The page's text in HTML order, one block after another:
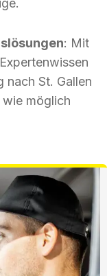
: Mit
nach St. Gallen
möglich